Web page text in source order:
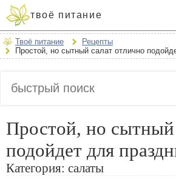
твоё питание
Твоё питание
Рецепты
Простой, но сытный салат отлично
Простой, но сытный
подойдет для
Категория: салаты